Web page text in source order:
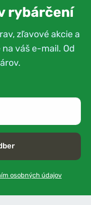
rybárčení
zľavové akcie a
váš e-mail. Od
osobných údajov